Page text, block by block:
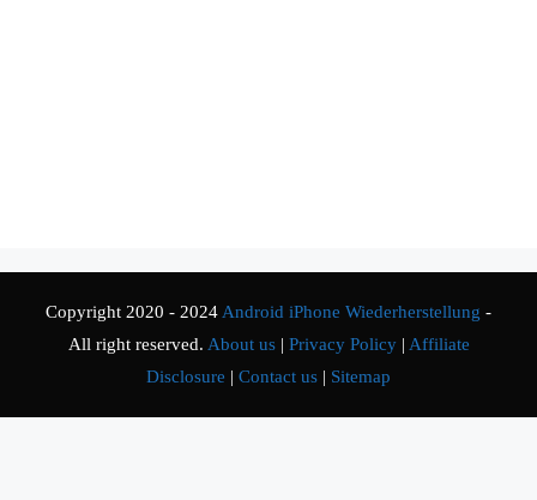
Copyright 2020 - 2024 Android iPhone Wiederherstellung -
All right reserved. About us| Privacy Policy | Affiliate
Disclosure | Contact us | Sitemap